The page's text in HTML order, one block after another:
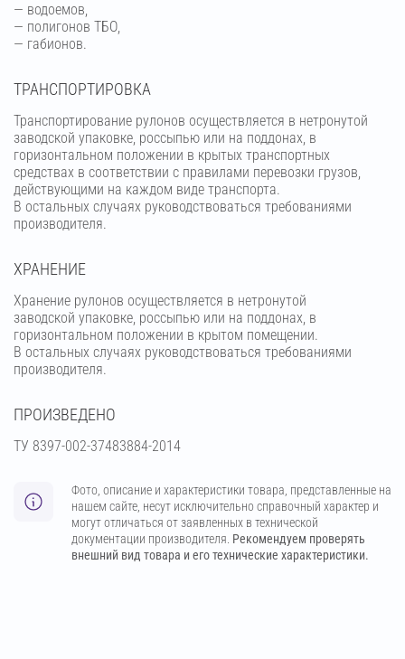
— водоемов,
— полигонов ТБО,
— габионов.
ТРАНСПОРТИРОВКА
Транспортирование рулонов осуществляется в нетронутой
заводской упаковке, россыпью или на поддонах, в
горизонтальном положении в крытых транспортных
средствах в соответствии с правилами перевозки грузов,
действующими на каждом виде транспорта.
В остальных случаях руководствоваться требованиями
производителя.
ХРАНЕНИЕ
Хранение рулонов осуществляется в нетронутой
заводской упаковке, россыпью или на поддонах, в
горизонтальном положении в крытом помещении.
В остальных случаях руководствоваться требованиями
производителя.
ПРОИЗВЕДЕНО
ТУ 8397-002-37483884-2014
Фото, описание и характеристики товара, представленные на
нашем сайте, несут исключительно справочный характер и
могут отличаться от заявленных в технической
документации производителя. Рекомендуем проверять
внешний вид товара и его технические характеристики.